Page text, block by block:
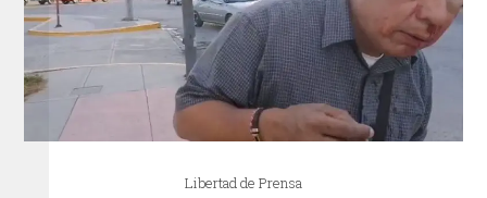
Libertad de Prensa